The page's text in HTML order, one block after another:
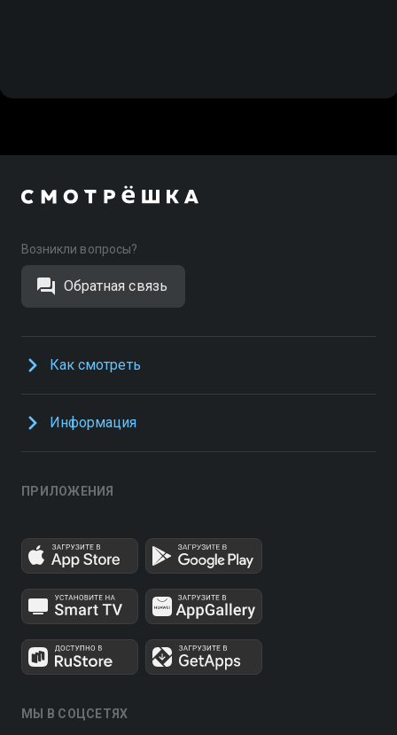
Возникли вопросы?
Обратная связь
Как смотреть
Информация
ПРИЛОЖЕНИЯ
МЫ В СОЦСЕТЯХ